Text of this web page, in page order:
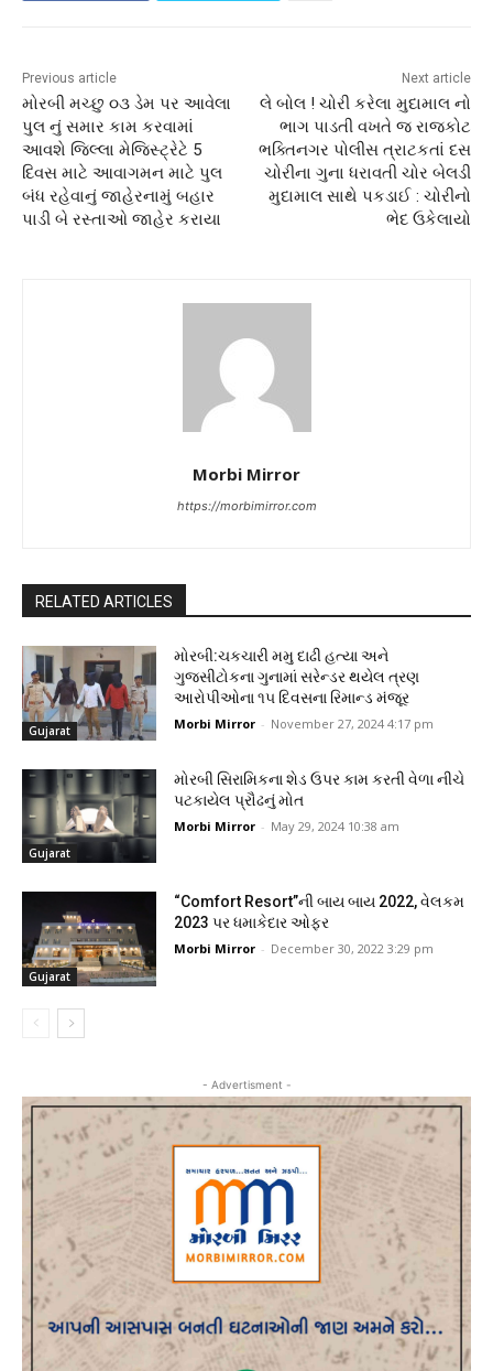
Previous article
મોરબી મચ્છુ ૦૩ ડેમ પર આવેલા
પુલ નું સમાર કામ કરવામાં
આવશે જિલ્લા મેજિસ્ટ્રેટે 5
દિવસ માટે આવાગમન માટે પુલ
બંધ રહેવાનું જાહેરનામું બહાર
પાડી બે રસ્તાઓ જાહેર કરાયા
Next article
લે બોલ ! ચોરી કરેલા મુદામાલ નો
ભાગ પાડતી વખતે જ રાજકોટ
ભક્તિનગર પોલીસ ત્રાટકતાં દસ
ચોરીના ગુના ધરાવતી ચોર બેલડી
મુદામાલ સાથે પકડાઈ : ચોરીનો
ભેદ ઉકેલાયો
Morbi Mirror
https://morbimirror.com
RELATED ARTICLES
Gujarat
મોરબી:ચકચારી મમુ દાઢી હત્યા અને
ગુજસીટોકના ગુનામાં સરેન્ડર થયેલ ત્રણ
આરોપીઓના ૧૫ દિવસના રિમાન્ડ મંજૂર
Morbi Mirror - November 27, 2024 4:17 pm
Gujarat
મોરબી સિરામિકના શેડ ઉપર કામ કરતી વેળા નીચે
પટકાયેલ પ્રૌઢનું મોત
Morbi Mirror - May 29, 2024 10:38 am
Gujarat
“Comfort Resort”ની બાય બાય 2022, વેલકમ
2023 પર ધમાકેદાર ઓફર
Morbi Mirror - December 30, 2022 3:29 pm
- Advertisment -